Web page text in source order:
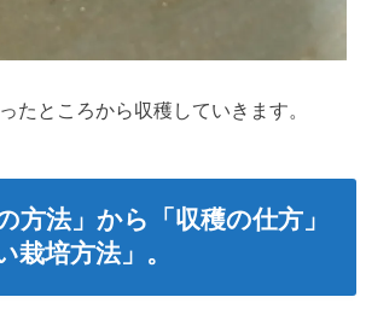
たところから収穫していきます。
方法」から「収穫の仕方」
栽培方法」。